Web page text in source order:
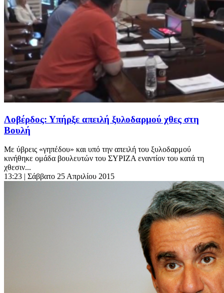
Λοβέρδος: Υπήρξε απειλή ξυλοδαρμού χθες στη
Βουλή
Με ύβρεις «γηπέδου» και υπό την απειλή του ξυλοδαρμού
κινήθηκε ομάδα βουλευτών του ΣΥΡΙΖΑ εναντίον του κατά τη
χθεσιν...
13:23 | Σάββατο 25 Απριλίου 2015